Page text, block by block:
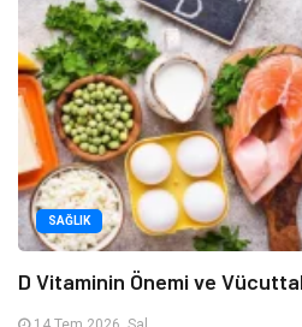
SAĞLIK
D Vitaminin Önemi ve